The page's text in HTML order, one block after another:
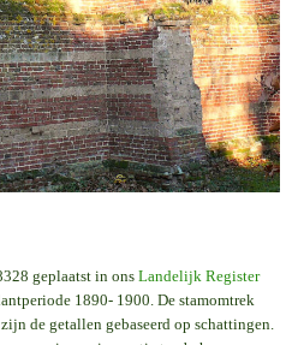
geplaatst in ons Landelijk Register
1890- 1900. De stamomtrek
de getallen gebaseerd op schattingen.